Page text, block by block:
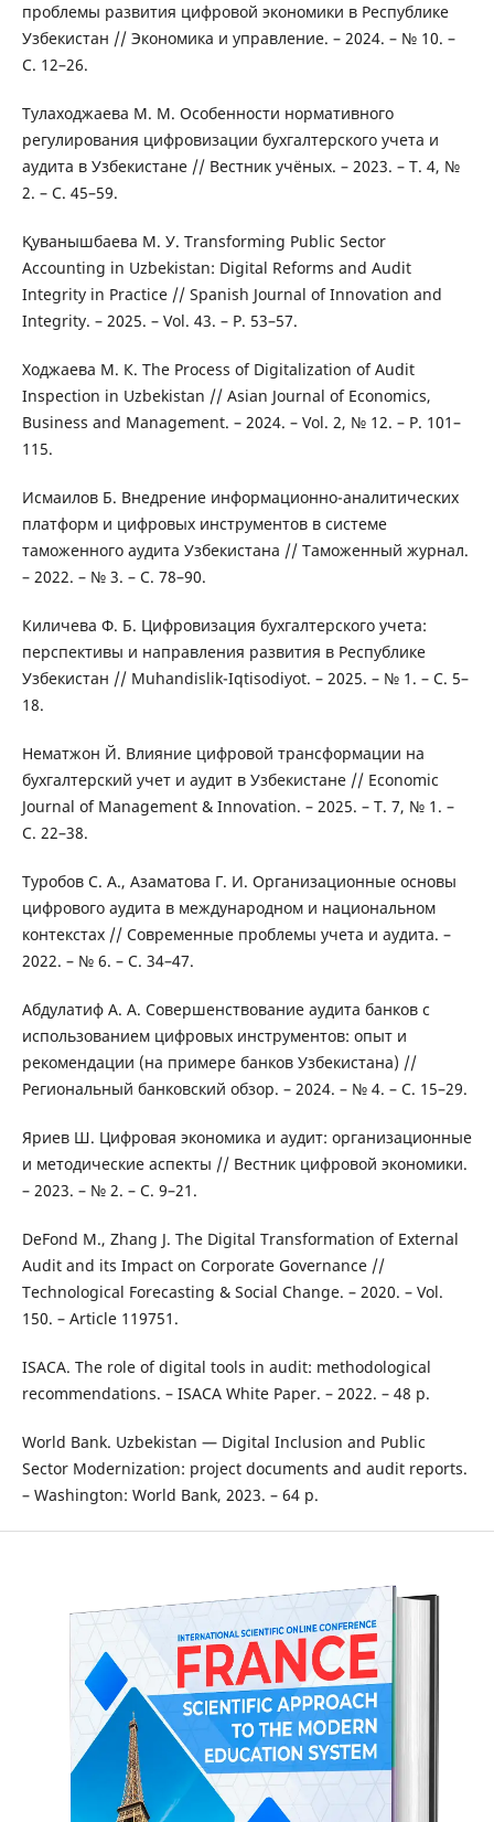
проблемы развития цифровой экономики в Республике
Узбекистан // Экономика и управление. – 2024. – № 10. –
С. 12–26.
Тулаходжаева М. М. Особенности нормативного
регулирования цифровизации бухгалтерского учета и
аудита в Узбекистане // Вестник учёных. – 2023. – Т. 4, №
2. – С. 45–59.
Қуванышбаева М. У. Transforming Public Sector
Accounting in Uzbekistan: Digital Reforms and Audit
Integrity in Practice // Spanish Journal of Innovation and
Integrity. – 2025. – Vol. 43. – P. 53–57.
Ходжаева М. К. The Process of Digitalization of Audit
Inspection in Uzbekistan // Asian Journal of Economics,
Business and Management. – 2024. – Vol. 2, № 12. – P. 101–
115.
Исмаилов Б. Внедрение информационно-аналитических
платформ и цифровых инструментов в системе
таможенного аудита Узбекистана // Таможенный журнал.
– 2022. – № 3. – С. 78–90.
Киличева Ф. Б. Цифровизация бухгалтерского учета:
перспективы и направления развития в Республике
Узбекистан // Muhandislik-Iqtisodiyot. – 2025. – № 1. – С. 5–
18.
Нематжон Й. Влияние цифровой трансформации на
бухгалтерский учет и аудит в Узбекистане // Economic
Journal of Management & Innovation. – 2025. – Т. 7, № 1. –
С. 22–38.
Туробов С. А., Азаматова Г. И. Организационные основы
цифрового аудита в международном и национальном
контекстах // Современные проблемы учета и аудита. –
2022. – № 6. – С. 34–47.
Абдулатиф А. А. Совершенствование аудита банков с
использованием цифровых инструментов: опыт и
рекомендации (на примере банков Узбекистана) //
Региональный банковский обзор. – 2024. – № 4. – С. 15–29.
Яриев Ш. Цифровая экономика и аудит: организационные
и методические аспекты // Вестник цифровой экономики.
– 2023. – № 2. – С. 9–21.
DeFond M., Zhang J. The Digital Transformation of External
Audit and its Impact on Corporate Governance //
Technological Forecasting & Social Change. – 2020. – Vol.
150. – Article 119751.
ISACA. The role of digital tools in audit: methodological
recommendations. – ISACA White Paper. – 2022. – 48 p.
World Bank. Uzbekistan — Digital Inclusion and Public
Sector Modernization: project documents and audit reports.
– Washington: World Bank, 2023. – 64 p.